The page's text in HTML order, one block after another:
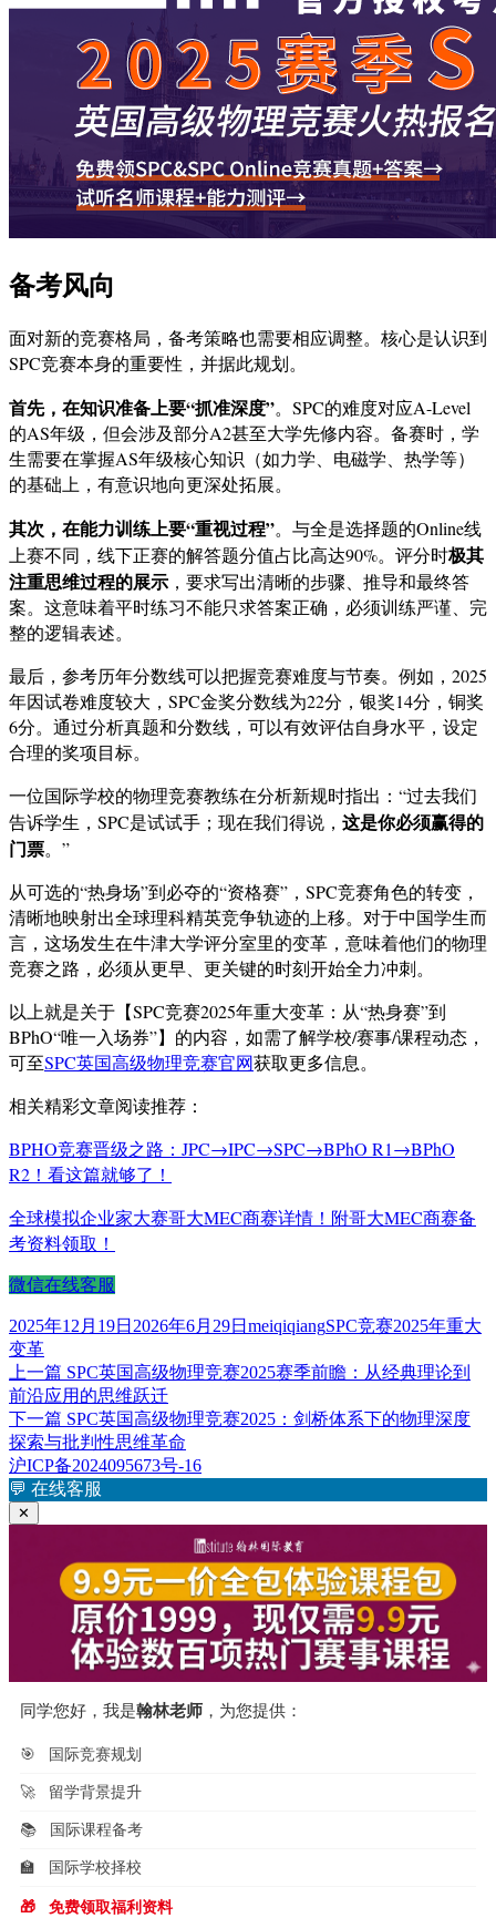
备考风向
面对新的竞赛格局，备考策略也需要相应调整。核心是认识到
SPC竞赛本身的重要性，并据此规划。
首先，在知识准备上要“抓准深度”。SPC的难度对应A-Level
的AS年级，但会涉及部分A2甚至大学先修内容。备赛时，学
生需要在掌握AS年级核心知识（如力学、电磁学、热学等）
的基础上，有意识地向更深处拓展。
其次，在能力训练上要“重视过程”。与全是选择题的Online线
上赛不同，线下正赛的解答题分值占比高达90%。评分时极其
注重思维过程的展示 ，要求写出清晰的步骤、推导和最终答
案。这意味着平时练习不能只求答案正确，必须训练严谨、完
整的逻辑表述。
最后，参考历年分数线可以把握竞赛难度与节奏。例如，2025
年因试卷难度较大，SPC金奖分数线为22分，银奖14分，铜奖
6分。通过分析真题和分数线，可以有效评估自身水平，设定
合理的奖项目标。
一位国际学校的物理竞赛教练在分析新规时指出：“过去我们
告诉学生，SPC是试试手；现在我们得说， 这是你必须赢得的
门票。”
从可选的“热身场”到必夺的“资格赛”，SPC竞赛角色的转变，
清晰地映射出全球理科精英竞争轨迹的上移。对于中国学生而
言，这场发生在牛津大学评分室里的变革，意味着他们的物理
竞赛之路，必须从更早、更关键的时刻开始全力冲刺。
以上就是关于【SPC竞赛2025年重大变革：从“热身赛”到
BPhO“唯一入场券”】的内容，如需了解学校/赛事/课程动态，
可至SPC英国高级物理竞赛官网获取更多信息。
相关精彩文章阅读推荐：
BPHO竞赛晋级之路：JPC→IPC→SPC→BPhO R1→BPhO
R2！看这篇就够了！
全球模拟企业家大赛哥大MEC商赛详情！附哥大MEC商赛备
考资料领取！
微信在线客服
发
布
于
2025年12月19日 2026年6月29日 作
meiqiqiang标
SPC竞赛2025年重大
变革
文
章
导
航
上一篇 上
篇
文
章：
SPC英国高级物理竞赛2025赛季前瞻：从经典理论到
前沿应用的思维跃迁
下一篇 下
篇
文
章：
SPC英国高级物理竞赛2025：剑桥体系下的物理深度
探索与批判性思维革命
沪ICP备2024095673号-16
💬 在线客服
✕
同学您好，我是翰林老师 ，为您提供：
🎯 国际竞赛规划
🚀 留学背景提升
📚 国际课程备考
🏫 国际学校择校
🎁 免费领取福利资料